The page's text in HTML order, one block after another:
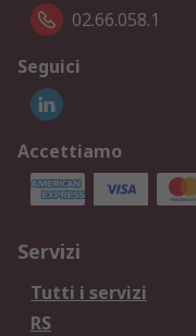
02.66.058.1
Seguici
Accettiamo
Servizi
Tutti i servizi
RS